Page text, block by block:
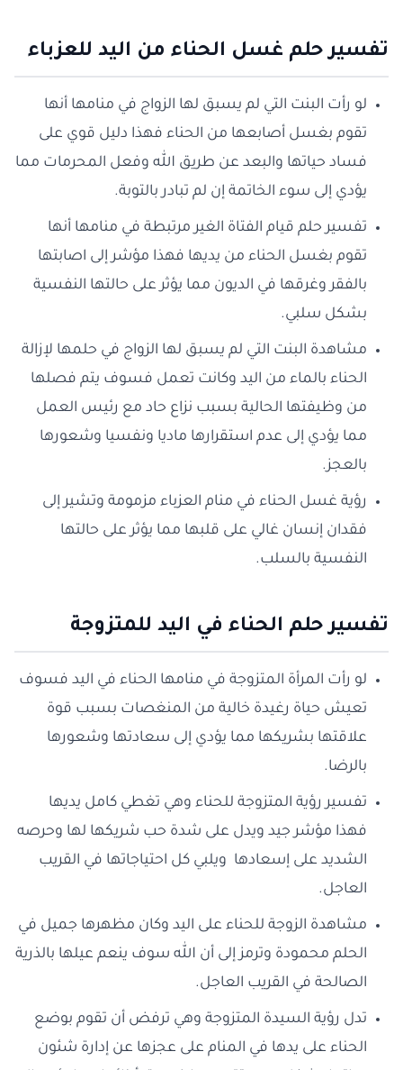
تفسير حلم غسل الحناء من اليد للعزباء
لو رأت البنت التي لم يسبق لها الزواج في منامها أنها
تقوم بغسل أصابعها من الحناء فهذا دليل قوي على
فساد حياتها والبعد عن طريق الله وفعل المحرمات مما
يؤدي إلى سوء الخاتمة إن لم تبادر بالتوبة.
تفسير حلم قيام الفتاة الغير مرتبطة في منامها أنها
تقوم بغسل الحناء من يديها فهذا مؤشر إلى اصابتها
بالفقر وغرقها في الديون مما يؤثر على حالتها النفسية
بشكل سلبي.
مشاهدة البنت التي لم يسبق لها الزواج في حلمها لإزالة
الحناء بالماء من اليد وكانت تعمل فسوف يتم فصلها
من وظيفتها الحالية بسبب نزاع حاد مع رئيس العمل
مما يؤدي إلى عدم استقرارها ماديا ونفسيا وشعورها
بالعجز.
رؤية غسل الحناء في منام العزباء مزمومة وتشير إلى
فقدان إنسان غالي على قلبها مما يؤثر على حالتها
النفسية بالسلب.
تفسير حلم الحناء في اليد للمتزوجة
لو رأت المرأة المتزوجة في منامها الحناء في اليد فسوف
تعيش حياة رغيدة خالية من المنغصات بسبب قوة
علاقتها بشريكها مما يؤدي إلى سعادتها وشعورها
بالرضا.
تفسير رؤية المتزوجة للحناء وهي تغطي كامل يديها
فهذا مؤشر جيد ويدل على شدة حب شريكها لها وحرصه
الشديد على إسعادها ويلبي كل احتياجاتها في القريب
العاجل.
مشاهدة الزوجة للحناء على اليد وكان مظهرها جميل في
الحلم محمودة وترمز إلى أن الله سوف ينعم عيلها بالذرية
الصالحة في القريب العاجل.
تدل رؤية السيدة المتزوجة وهي ترفض أن تقوم بوضع
الحناء على يدها في المنام على عجزها عن إدارة شئون